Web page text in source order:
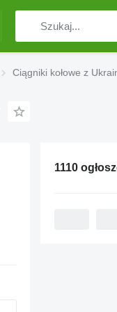
Ciągniki kołowe z